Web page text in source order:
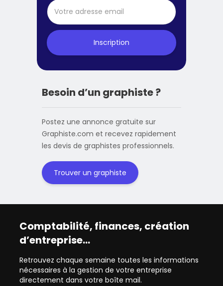
Inscription
Besoin d’un graphiste ?
Postez une annonce gratuite sur
Graphiste.com et recevez rapidement
les devis de graphistes professionnels.
Trouver un graphiste
Comptabilité, finances, création
d’entreprise…
Retrouvez chaque semaine toutes les informations
nécessaires à la gestion de votre entreprise
directement dans votre boîte mail.